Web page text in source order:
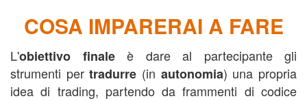
COSA IMPARERAI A FARE
L'obiettivo finaleè dare al partecipante gli
strumenti pertradurre (in autonomia) una propria
idea di trading, partendo da frammenti di codice